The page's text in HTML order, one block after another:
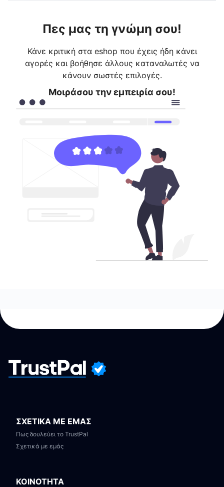
Πες μας τη γνώμη σου!
Κάνε κριτική στα eshop που έχεις ήδη κάνει
αγορές και βοήθησε άλλους καταναλωτές να
κάνουν σωστές επιλογές.
Μοιράσου την εμπειρία σου!
ΣΧΕΤΙΚΑ ΜΕ ΕΜΑΣ
Πως δουλεύει το TrustPal
Σχετικά με εμάς
ΚΟΙΝΟΤΗΤΑ